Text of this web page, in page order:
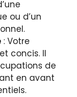
ou d’un
: Votre
concis. Il
de
en avant